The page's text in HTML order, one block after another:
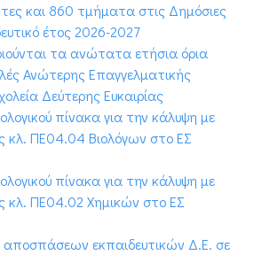
και 860 τμήματα στις Δημόσιες
έτος 2026-2027
τα ανώτατα ετήσια όρια
Ανώτερης Επαγγελματικής
Δεύτερης Ευκαιρίας
πίνακα για την κάλυψη με
ΠΕ04.04 Βιολόγων στο ΕΣ
πίνακα για την κάλυψη με
ΠΕ04.02 Χημικών στο ΕΣ
αποσπάσεων εκπαιδευτικών Δ.Ε. σε